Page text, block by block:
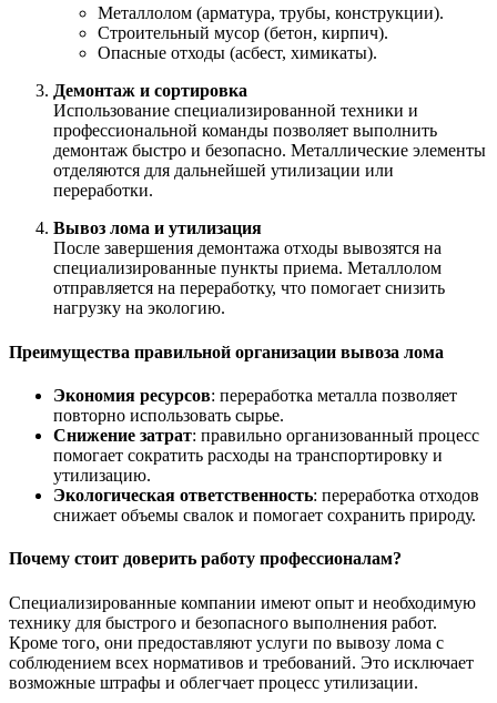
Металлолом (арматура, трубы, конструкции).
Строительный мусор (бетон, кирпич).
Опасные отходы (асбест, химикаты).
Демонтаж и сортировка
Использование специализированной техники и
профессиональной команды позволяет выполнить
демонтаж быстро и безопасно. Металлические элементы
отделяются для дальнейшей утилизации или
переработки.
Вывоз лома и утилизация
После завершения демонтажа отходы вывозятся на
специализированные пункты приема. Металлолом
отправляется на переработку, что помогает снизить
нагрузку на экологию.
Преимущества правильной организации вывоза лома
Экономия ресурсов: переработка металла позволяет
повторно использовать сырье.
Снижение затрат: правильно организованный процесс
помогает сократить расходы на транспортировку и
утилизацию.
Экологическая ответственность: переработка отходов
снижает объемы свалок и помогает сохранить природу.
Почему стоит доверить работу профессионалам?
Специализированные компании имеют опыт и необходимую
технику для быстрого и безопасного выполнения работ.
Кроме того, они предоставляют услуги по вывозу лома с
соблюдением всех нормативов и требований. Это исключает
возможные штрафы и облегчает процесс утилизации.